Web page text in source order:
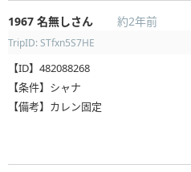
1967 名無しさん 約2年前
TripID: STfxn5S7HE
【ID】482088268
【条件】シャナ
【備考】カレン固定